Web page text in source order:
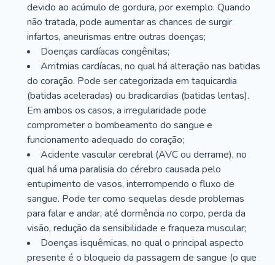
devido ao acúmulo de gordura, por exemplo. Quando
não tratada, pode aumentar as chances de surgir
infartos, aneurismas entre outras doenças;
Doenças cardíacas congênitas;
Arritmias cardíacas, no qual há alteração nas batidas
do coração. Pode ser categorizada em taquicardia
(batidas aceleradas) ou bradicardias (batidas lentas).
Em ambos os casos, a irregularidade pode
comprometer o bombeamento do sangue e
funcionamento adequado do coração;
Acidente vascular cerebral (AVC ou derrame), no
qual há uma paralisia do cérebro causada pelo
entupimento de vasos, interrompendo o fluxo de
sangue. Pode ter como sequelas desde problemas
para falar e andar, até dormência no corpo, perda da
visão, redução da sensibilidade e fraqueza muscular;
Doenças isquêmicas, no qual o principal aspecto
presente é o bloqueio da passagem de sangue (o que